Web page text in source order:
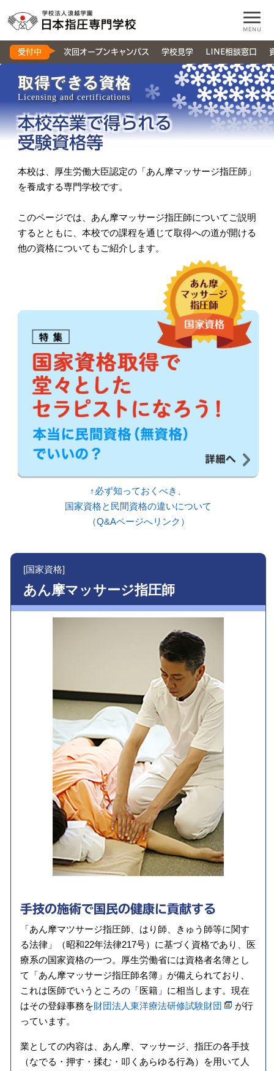
MENU
受付中 次回オープンキャンパス 学校見学 LINE相談窓口
取得できる資格
Licensing and certifications
本校卒業で得られる
受験資格等
本校は、厚生労働大臣認定の「あん摩マッサージ指圧師」
を養成する専門学校です。
このページでは、あん摩マッサージ指圧師についてご説明
するとともに、本校での課程を通じて取得への道が開ける
他の資格についてもご紹介します。
↑必ず知っておくべき、
国家資格と民間資格の違いについて
（Q&Aページへリンク）
[国家資格]
あん摩マッサージ指圧師
手技の施術で国民の健康に貢献する
「あん摩マツサージ指圧師、はり師、きゅう師等に関す
る法律」（昭和22年法律217号）に基づく資格であり、医
療系の国家資格の一つ。厚生労働省には資格者名簿とし
て「あん摩マッサージ指圧師名簿」が備えられており、
これは医師でいうところの「医籍」に相当します。現在
はその登録事務を財団法人東洋療法研修試験財団
が行
っています。
業としての内容は、あん摩、マッサージ、指圧の各手技
（なでる・押す・揉む・叩くあらゆる行為）を用いて人